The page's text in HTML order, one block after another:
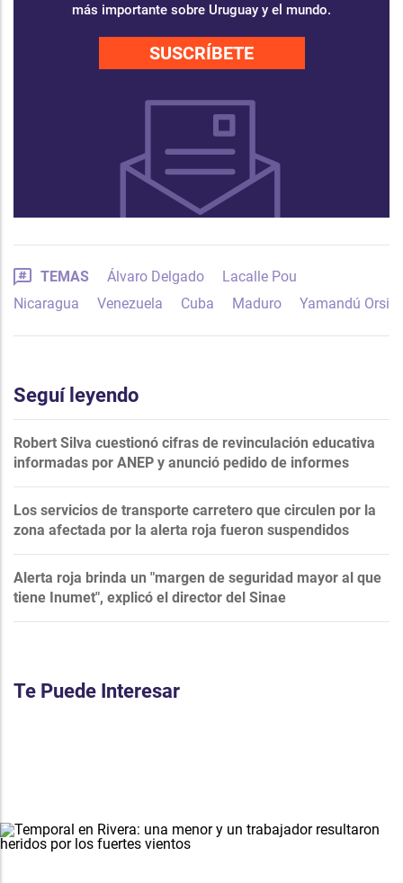
más importante sobre Uruguay y el mundo.
SUSCRÍBETE
TEMAS Álvaro Delgado
Lacalle Pou
Nicaragua
Venezuela Cuba Maduro Yamandú Orsi
Seguí leyendo
Robert Silva cuestionó cifras de revinculación educativa
informadas por ANEP y anunció pedido de informes
Los servicios de transporte carretero que circulen por la
zona afectada por la alerta roja fueron suspendidos
Alerta roja brinda un "margen de seguridad mayor al que
tiene Inumet", explicó el director del Sinae
Te Puede Interesar